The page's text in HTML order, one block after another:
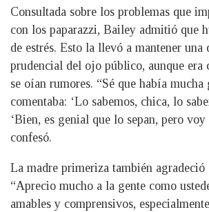
Consultada sobre los problemas que
con los paparazzi, Bailey admitió que
de estrés. Esto la llevó a mantener una
prudencial del ojo público, aunque era
se oían rumores. “Sé que había mucha
comentaba: ‘Lo sabemos, chica, lo
‘Bien, es genial que lo sepan, pero voy
confesó.
La madre primeriza también agradeció
“Aprecio mucho a la gente como
amables y comprensivos,